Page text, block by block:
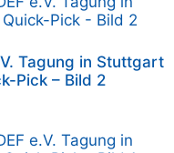
Tagung in Stuttgart
Pick – Bild 2